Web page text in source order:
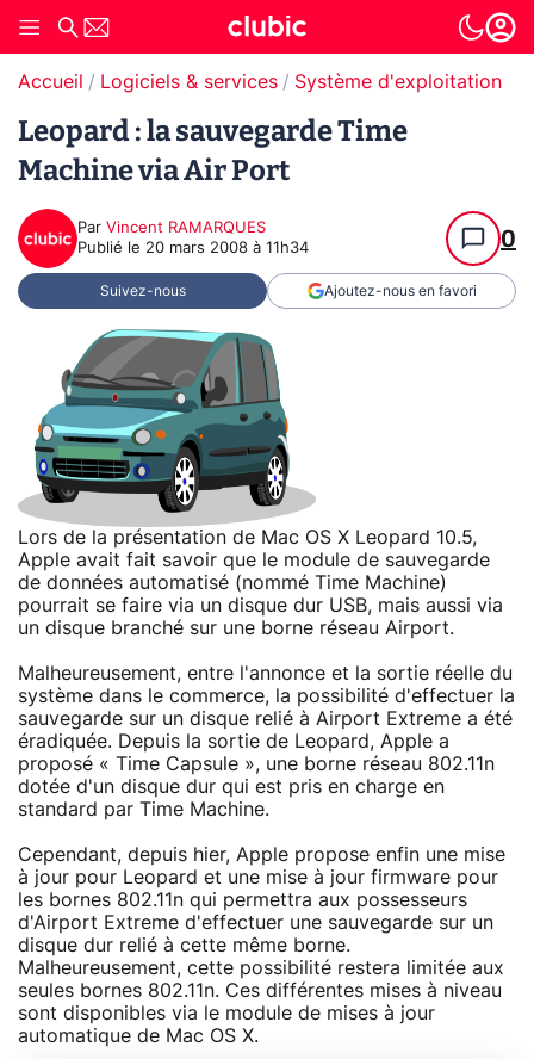
Accueil Logiciels & services Système d'exploitation
Leopard : la sauvegarde Time
Machine via Air Port
Par Vincent RAMARQUES
Publié le 20 mars 2008 à 11h34 0
Suivez-nous Ajoutez-nous en favori
Lors de la présentation de Mac OS X Leopard 10.5,
Apple avait fait savoir que le module de sauvegarde
de données automatisé (nommé Time Machine)
pourrait se faire via un disque dur USB, mais aussi via
un disque branché sur une borne réseau Airport.
Malheureusement, entre l'annonce et la sortie réelle du
système dans le commerce, la possibilité d'effectuer la
sauvegarde sur un disque relié à Airport Extreme a été
éradiquée. Depuis la sortie de Leopard, Apple a
proposé « Time Capsule », une borne réseau 802.11n
dotée d'un disque dur qui est pris en charge en
standard par Time Machine.
Cependant, depuis hier, Apple propose enfin une mise
à jour pour Leopard et une mise à jour firmware pour
les bornes 802.11n qui permettra aux possesseurs
d'Airport Extreme d'effectuer une sauvegarde sur un
disque dur relié à cette même borne.
Malheureusement, cette possibilité restera limitée aux
seules bornes 802.11n. Ces différentes mises à niveau
sont disponibles via le module de mises à jour
automatique de Mac OS X.